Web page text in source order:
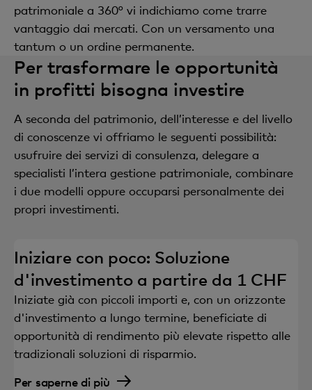
patrimoniale a 360° vi indichiamo come trarre
vantaggio dai mercati. Con un versamento una
tantum o un ordine permanente.
Per trasformare le opportunità
in profitti bisogna investire
A seconda del patrimonio, dell’interesse e del livello
di conoscenze vi offriamo le seguenti possibilità:
usufruire dei servizi di consulenza, delegare a
specialisti l’intera gestione patrimoniale, combinare
i due modelli oppure occuparsi personalmente dei
propri investimenti.
Iniziare con poco: Soluzione
d'investimento a partire da 1 CHF
Iniziate già con piccoli importi e, con un orizzonte
d'investimento a lungo termine, beneficiate di
opportunità di rendimento più elevate rispetto alle
tradizionali soluzioni di risparmio.
Per saperne di più